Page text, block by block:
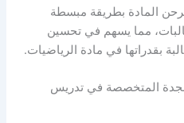
المادة بطريقة مبسطة
مما يسهم في تحسين
بقدراتها في مادة الرياضيات.
المتخصصة في تدريس